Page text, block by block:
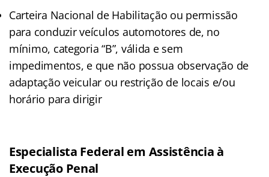
Carteira Nacional de Habilitação ou permissão
para conduzir veículos automotores de, no
mínimo, categoria “B”, válida e sem
impedimentos, e que não possua observação de
adaptação veicular ou restrição de locais e/ou
horário para dirigir
Especialista Federal em Assistência à
Execução Penal